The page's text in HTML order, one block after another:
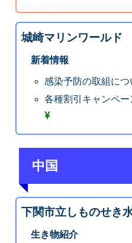
城崎マリンワールド
新着情報
感染予防の取組につ
各種割引キャンペ
中国
下関市立しものせき
生き物紹介